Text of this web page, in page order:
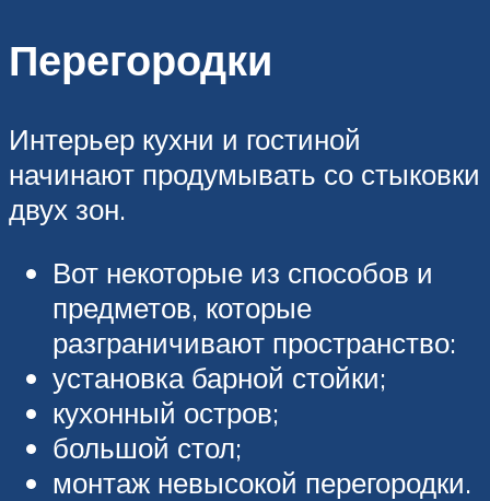
Перегородки
Интерьер кухни и гостиной
начинают продумывать со стыковки
двух зон.
Вот некоторые из способов и
предметов, которые
разграничивают пространство:
установка барной стойки;
кухонный остров;
большой стол;
монтаж невысокой перегородки.